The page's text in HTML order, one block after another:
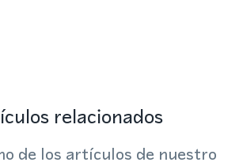
relacionados
de los artículos de nuestro